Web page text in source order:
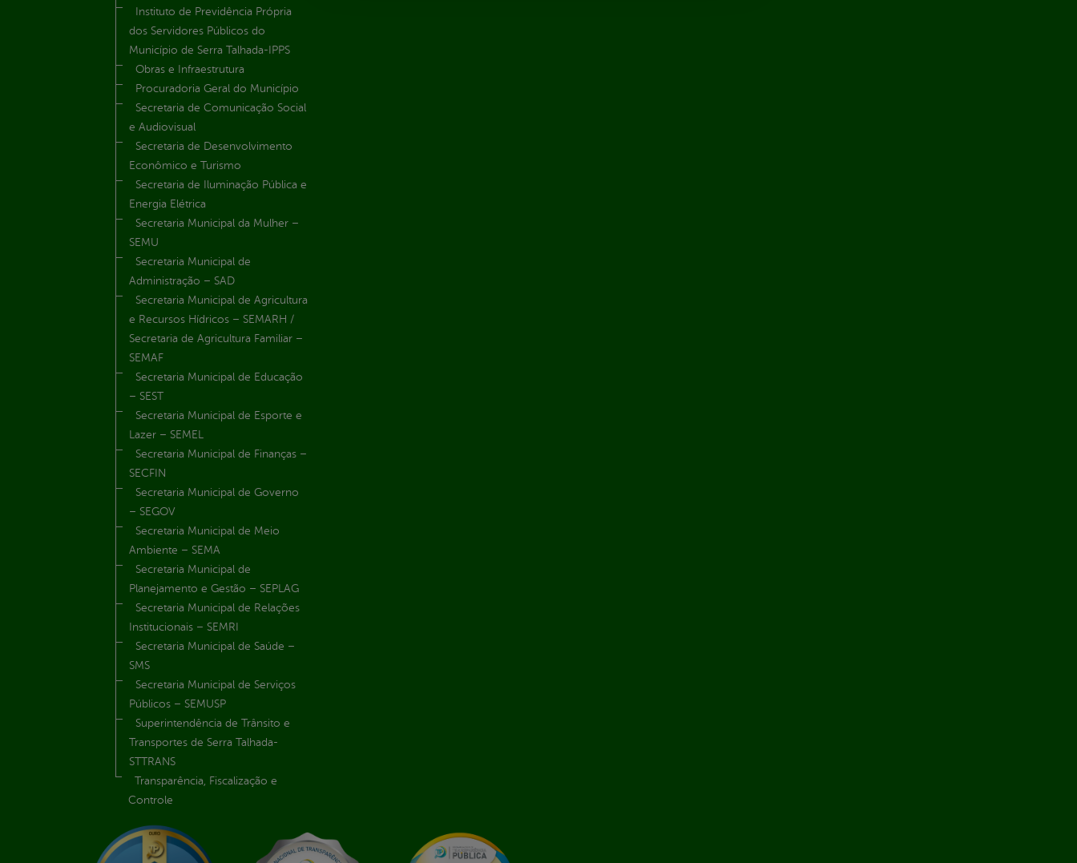
Instituto de Previdência Própria
dos Servidores Públicos do
Município de Serra Talhada-IPPS
Obras e Infraestrutura
Procuradoria Geral do Município
Secretaria de Comunicação Social
e Audiovisual
Secretaria de Desenvolvimento
Econômico e Turismo
Secretaria de Iluminação Pública e
Energia Elétrica
Secretaria Municipal da Mulher –
SEMU
Secretaria Municipal de
Administração – SAD
Secretaria Municipal de Agricultura
e Recursos Hídricos – SEMARH /
Secretaria de Agricultura Familiar –
SEMAF
Secretaria Municipal de Educação
– SEST
Secretaria Municipal de Esporte e
Lazer – SEMEL
Secretaria Municipal de Finanças –
SECFIN
Secretaria Municipal de Governo
– SEGOV
Secretaria Municipal de Meio
Ambiente – SEMA
Secretaria Municipal de
Planejamento e Gestão – SEPLAG
Secretaria Municipal de Relações
Institucionais – SEMRI
Secretaria Municipal de Saúde –
SMS
Secretaria Municipal de Serviços
Públicos – SEMUSP
Superintendência de Trânsito e
Transportes de Serra Talhada-
STTRANS
Transparência, Fiscalização e
Controle